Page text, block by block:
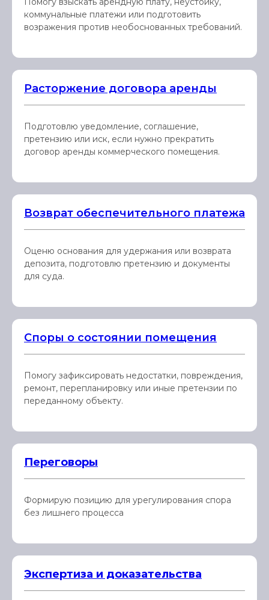
коммунальные платежи или подготовить
возражения против необоснованных требований.
Расторжение договора аренды
Подготовлю уведомление, соглашение,
претензию или иск, если нужно прекратить
договор аренды коммерческого помещения.
Возврат обеспечительного платежа
Оценю основания для удержания или возврата
депозита, подготовлю претензию и документы
для суда.
Споры о состоянии помещения
Помогу зафиксировать недостатки, повреждения,
ремонт, перепланировку или иные претензии по
переданному объекту.
Переговоры
Формирую позицию для урегулирования спора
без лишнего процесса
Экспертиза и доказательства